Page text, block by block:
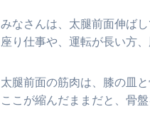
みなさんは、太腿前面伸ばし
座り仕事や、運転が長い方
太腿前面の筋肉は、膝の皿
ここが縮んだままだと、骨